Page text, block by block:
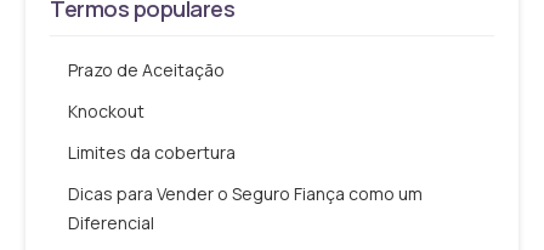
Termos populares
Prazo de Aceitação
Knockout
Limites da cobertura
Dicas para Vender o Seguro Fiança como um
Diferencial